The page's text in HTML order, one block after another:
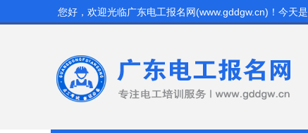
您好，欢迎光临广东电工报名网(www.gddgw.cn) ！今天是